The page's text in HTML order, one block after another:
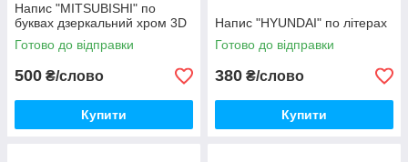
Напис "MITSUBISHI" по
буквах дзеркальний хром 3D
Готово до відправки
500 ₴/слово
Купити
Напис "HYUNDAI" по літерах
Готово до відправки
380 ₴/слово
Купити